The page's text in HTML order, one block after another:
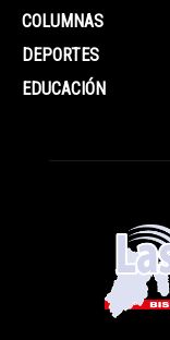
COLUMNAS
DEPORTES
EDUCACIÓN